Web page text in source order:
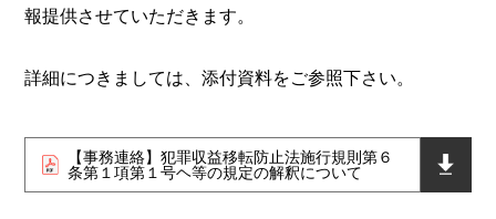
報提供させていただきます。
詳細につきましては、添付資料をご参照下さい。
【事務連絡】犯罪収益移転防止法施行規則第６
条第１項第１号ヘ等の規定の解釈について